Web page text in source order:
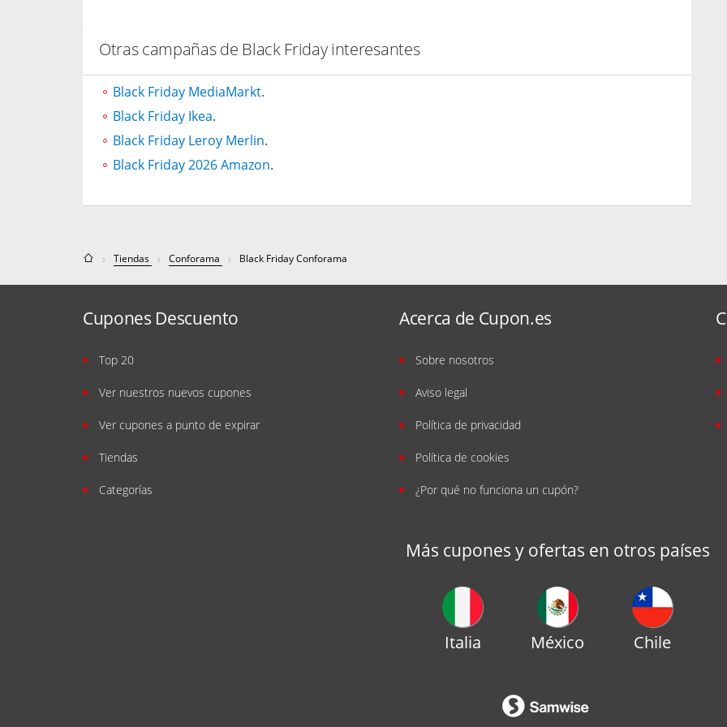
Otras campañas de Black Friday interesantes
Black Friday MediaMarkt.
Black Friday Ikea.
Black Friday Leroy Merlin.
Black Friday 2026 Amazon.
Tiendas Conforama Black Friday Conforama
Cupones Descuento
Top 20
Ver nuestros nuevos cupones
Ver cupones a punto de expirar
Tiendas
Categorías
Acerca de Cupon.es
Sobre nosotros
Aviso legal
Política de privacidad
Política de cookies
¿Por qué no funciona un cupón?
Más cupones y ofertas en otros países
Italia México Chile